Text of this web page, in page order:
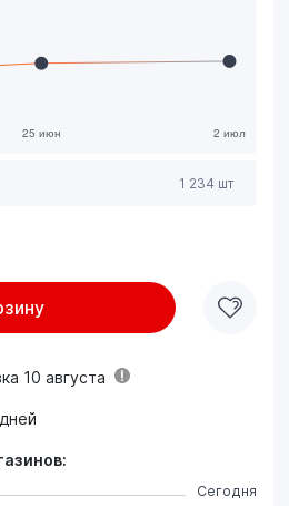
1 234 шт
10 августа
Сегодня